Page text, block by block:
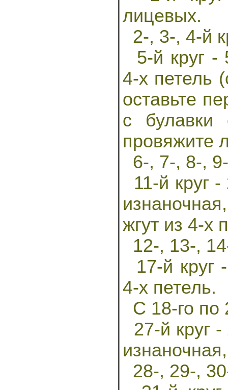
лицевых.
2-, 3-, 4-й
5-й круг -
4-х петель
оставьте
с булавки
провяжите
6-, 7-, 8-,
11-й круг
жгут из 4-х
12-, 13-,
17-й круг
4-х петель.
С 18-го по
27-й круг
28-, 29-,